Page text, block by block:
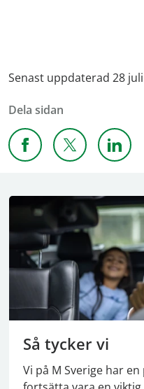
Senast uppdaterad 28
Dela sidan
Dela sidan på Facebook
Dela sidan på X
Dela
Så tycker vi
Vi på M Sverige har